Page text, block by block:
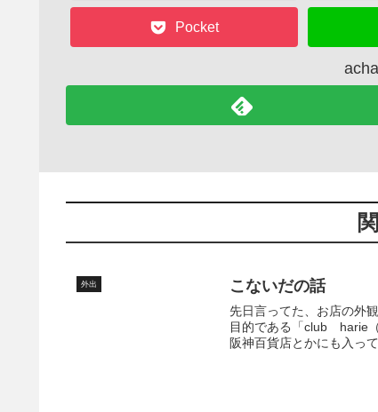
Pocket
外出 こないだの話
先日言ってた、お店の外
目的である「club harie
阪神百貨店とかにも入っ